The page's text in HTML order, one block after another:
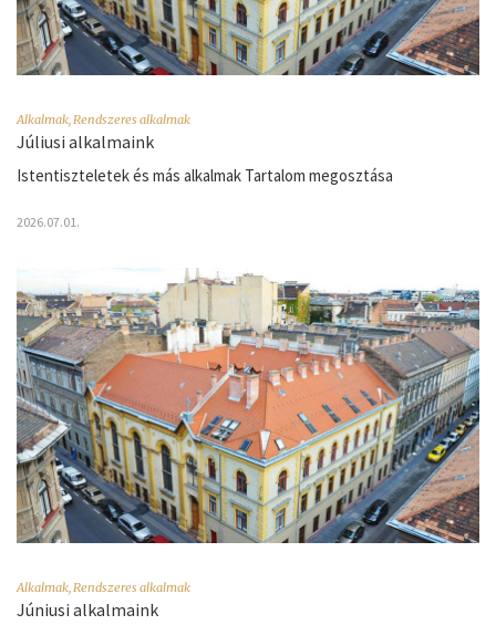
Alkalmak,Rendszeres alkalmak
Júliusi alkalmaink
Istentiszteletek és más alkalmak Tartalom megosztása
2026.07.01.
Alkalmak Rendszeres alkalmak
Júniusi alkalmaink